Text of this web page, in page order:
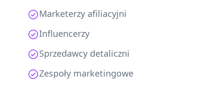
Marketerzy afiliacyjni
Influencerzy
Sprzedawcy detaliczni
Zespoły marketingowe